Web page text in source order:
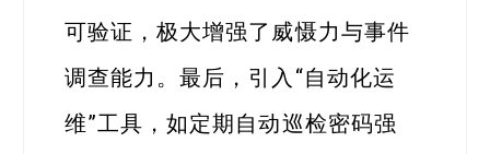
可验证，极大增强了威慑力与事件
调查能力。最后，引入“自动化运
维”工具，如定期自动巡检密码强